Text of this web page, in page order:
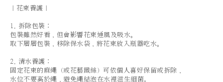
｜花束養護｜
1. 拆除包裝：
包裝雖然好看，但會影響花束通風及吸水。
取下層層包裝，移除保水袋，將花束放入瓶器吃水。
2. 清水養護：
固定花束的麻繩（或花藝鐵絲）可依個人喜好保留或拆除，
水位不要高於繩，避免繩結泡在水裡滋生細菌。